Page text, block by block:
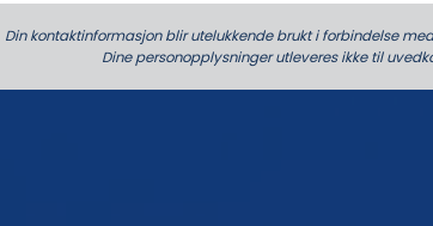
Din kontaktinformasjon blir utelukkende brukt i forbindelse
Dine person­­opplysninger utleveres ikke til